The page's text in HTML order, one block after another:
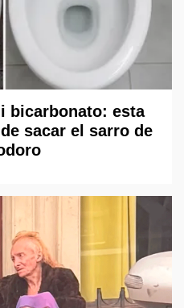
bicarbonato: esta
sacar el sarro de